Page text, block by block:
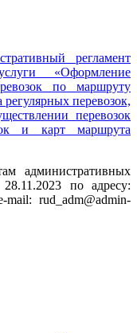
регламент
«Оформление
по маршруту
перевозок,
перевозок
и карт маршрута
административных
по адресу:
rud_adm@admin-